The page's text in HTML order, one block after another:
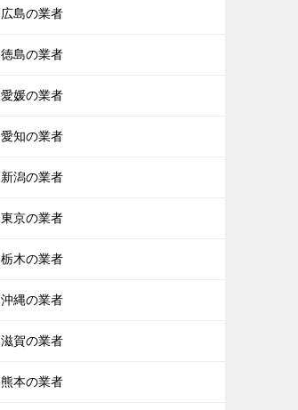
広島の業者
徳島の業者
愛媛の業者
愛知の業者
新潟の業者
東京の業者
栃木の業者
沖縄の業者
滋賀の業者
熊本の業者